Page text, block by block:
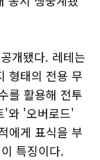
개됐다. 레테는
형태의 전용 무
를 활용해 전투
'와 '오버로드'
에게 표식을 부
특징이다.